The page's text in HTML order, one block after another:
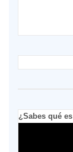
¿Sabes qué